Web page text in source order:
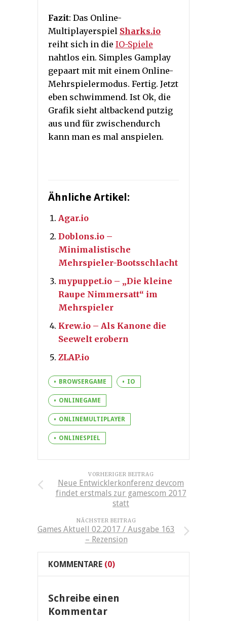
Fazit: Das Online-
Multiplayerspiel Sharks.io
reiht sich in die IO-Spiele
nahtlos ein. Simples Gamplay
gepaart mit mit einem Online-
Mehrspielermodus. Fertig. Jetzt
eben schwimmend. Ist Ok, die
Grafik sieht altbackend putzig
aus und für zwischendurch
kann man es mal anspielen.
Ähnliche Artikel:
Agar.io
Doblons.io –
Minimalistische
Mehrspieler-Bootsschlacht
mypuppet.io – „Die kleine
Raupe Nimmersatt“ im
Mehrspieler
Krew.io – Als Kanone die
Seewelt erobern
ZLAP.io
BROWSERGAME IO
ONLINEGAME
ONLINEMULTIPLAYER
ONLINESPIEL
VORHERIGER BEITRAG
Neue Entwicklerkonferenz devcom
findet erstmals zur gamescom 2017
statt
NÄCHSTER BEITRAG
Games Aktuell 02.2017 / Ausgabe 163
– Rezension
KOMMENTARE (0)
Schreibe einen
Kommentar